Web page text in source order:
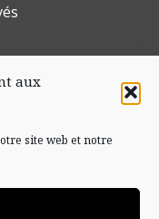
aux
site web et notre